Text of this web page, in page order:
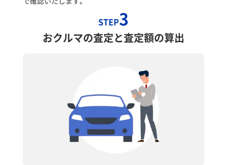
STEP3
おクルマの査定と査定額の算出